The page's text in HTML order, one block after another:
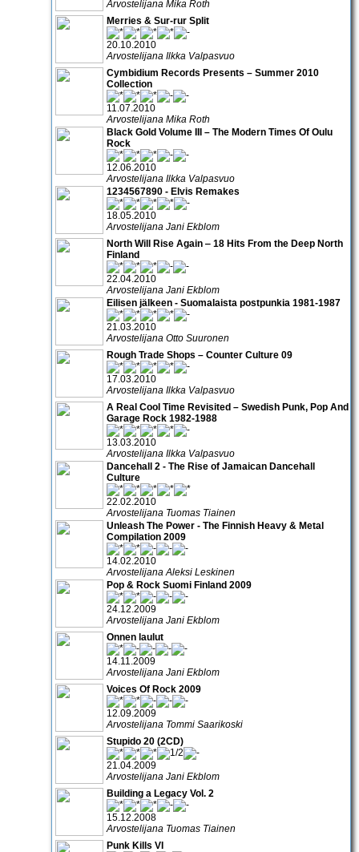
Arvostelijana Mika Roth
Merries & Sur-rur Split
20.10.2010
Arvostelijana Ilkka Valpasvuo
Cymbidium Records Presents – Summer 2010
Collection
11.07.2010
Arvostelijana Mika Roth
Black Gold Volume III – The Modern Times Of Oulu
Rock
12.06.2010
Arvostelijana Ilkka Valpasvuo
1234567890 - Elvis Remakes
18.05.2010
Arvostelijana Jani Ekblom
North Will Rise Again ‒ 18 Hits From the Deep North
Finland
22.04.2010
Arvostelijana Jani Ekblom
Eilisen jälkeen - Suomalaista postpunkia 1981-1987
21.03.2010
Arvostelijana Otto Suuronen
Rough Trade Shops – Counter Culture 09
17.03.2010
Arvostelijana Ilkka Valpasvuo
A Real Cool Time Revisited – Swedish Punk, Pop And
Garage Rock 1982-1988
13.03.2010
Arvostelijana Ilkka Valpasvuo
Dancehall 2 - The Rise of Jamaican Dancehall
Culture
22.02.2010
Arvostelijana Tuomas Tiainen
Unleash The Power - The Finnish Heavy & Metal
Compilation 2009
14.02.2010
Arvostelijana Aleksi Leskinen
Pop & Rock Suomi Finland 2009
24.12.2009
Arvostelijana Jani Ekblom
Onnen laulut
14.11.2009
Arvostelijana Jani Ekblom
Voices Of Rock 2009
12.09.2009
Arvostelijana Tommi Saarikoski
Stupido 20 (2CD)
21.04.2009
Arvostelijana Jani Ekblom
Building a Legacy Vol. 2
15.12.2008
Arvostelijana Tuomas Tiainen
Punk Kills VI